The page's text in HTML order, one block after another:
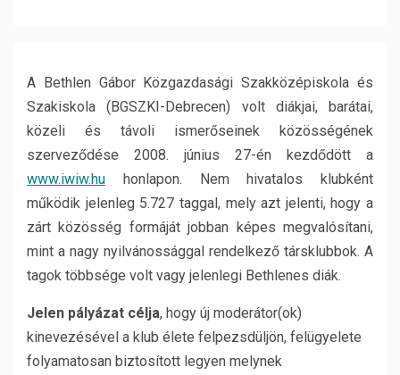
A Bethlen Gábor Közgazdasági Szakközépiskola és
Szakiskola (BGSZKI-Debrecen) volt diákjai, barátai,
közeli és távoli ismerőseinek közösségének
szerveződése 2008. június 27-én kezdődött a
www.iwiw.hu honlapon. Nem hivatalos klubként
működik jelenleg 5.727 taggal, mely azt jelenti, hogy a
zárt közösség formáját jobban képes megvalósítani,
mint a nagy nyilvánossággal rendelkező társklubbok. A
tagok többsége volt vagy jelenlegi Bethlenes diák.
Jelen pályázat célja, hogy új moderátor(ok)
kinevezésével a klub élete felpezsdüljön, felügyelete
folyamatosan biztosított legyen melynek